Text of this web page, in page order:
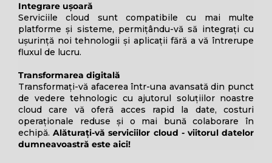
Integrare ușoară
Serviciile cloud sunt compatibile cu mai multe
platforme și sisteme, permițându-vă să integrați cu
ușurință noi tehnologii și aplicații fără a vă întrerupe
fluxul de lucru.
Transformarea digitală
Transformați-vă afacerea într-una avansată din punct
de vedere tehnologic cu ajutorul soluțiilor noastre
cloud care vă oferă acces rapid la date, costuri
operaționale reduse și o mai bună colaborare în
echipă.Alăturați-vă serviciilor cloud - viitorul datelor
dumneavoastră este aici!